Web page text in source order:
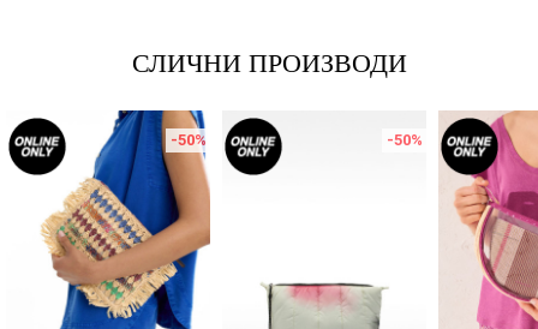
Порака
ИСПРАТИ
СЛИЧНИ ПРОИЗВОДИ
-50% -50%